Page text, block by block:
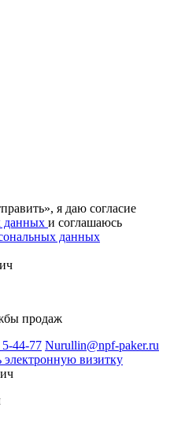
я даю согласие
данных и соглашаюсь
данных
продаж
44-77 Nurullin@npf-paker.ru
электронную визитку